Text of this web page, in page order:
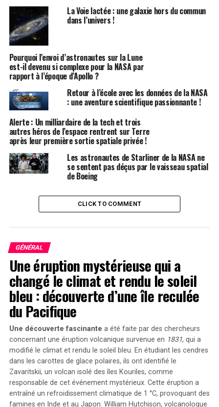
structure de l’habitat LIFE de Sierra Space, en utilisant les
installations de test du Centre spatial Marshall de la NASA
àHuntsville
Ce jalon fait partie d’un accord de la NASA, signé avec
Blue Origin en 2021. Orbital Reef comprend des
éléments fournis par Sierra Space, notamment la
structure de l’habitat LIFE (Large Integrated Flexible
Environment).
Les équipes ont effectué le test de pression sur la
structure de l’habitat LIFE de Sierra Space en utilisant
les installations de test du Centre spatial Marshall de la
NASA à Huntsville, Alabama. Cet habitat gonflable est
fabriqué à partir de matériaux textiles et de sangles de
haute résistance, formant une structure solide une fois
pressurisée. Les multiples couches de matériaux souples
dans un carénage de charge utile et sont gonflées
lorsqu’elles sont prêtes à être utilisées, permettant
ainsi à l’habitat d’être lancé sur une seule fusée.
« Ce test réalisé par Sierra Space pour Orbital Reef est
très prometteur, illustrant l’engagement et la capacité
de l’industrie à développer des technologies et des
solutions innovantes pour les futures destinations
commerciales », a déclaré Angela Hart, responsable du
programme de développement commercial en orbite
terrestre basse de la NASA au Centre spatial Johnson à
Houston. « Chaque jalon de développement réussi par
nos partenaires nous rapproche de notre objectif de
permettre des destinations commerciales en orbite
terrestre basse et d’élargir le marché de l’orbite
terrestre basse. »
Le test de pressurisation jusqu’à la rupture a démontré
La Voie lactée : une galaxie hors du commun
dans l’univers !
Pourquoi l’envoi d’astronautes sur la Lune
est-il devenu si complexe pour la NASA par
rapport à l’époque d’Apollo ?
Retour à l’école avec les données de la NASA
: une aventure scientifique passionnante !
Alerte : Un milliardaire de la tech et trois
autres héros de l’espace rentrent sur Terre
après leur première sortie spatiale privée !
Les astronautes de Starliner de la NASA ne
se sentent pas déçus par le vaisseau spatial
de Boeing
CLICK TO COMMENT
GÉNÉRAL
Une éruption mystérieuse qui a
changé le climat et rendu le soleil
bleu : découverte d’une île reculée
du Pacifique
Une découverte fascinante a été faite par des chercheurs
concernant une éruption volcanique survenue en 1831, qui a
modifié le climat et rendu le soleil bleu. En étudiant les cendres
dans les carottes de glace polaires, ils ont identifié le
Zavaritskii, un volcan isolé des îles Kouriles, comme
responsable de cet événement mystérieux. Cette éruption a
entraîné un refroidissement climatique de 1 °C, provoquant des
famines en Inde et au Japon. William Hutchison, volcanologue